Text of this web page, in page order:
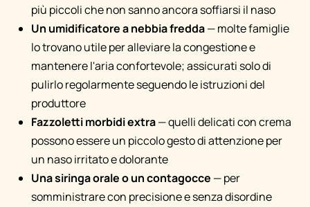
più piccoli che non sanno ancora soffiarsi il naso
Un umidificatore a nebbia fredda— molte famiglie
lo trovano utile per alleviare la congestione e
mantenere l'aria confortevole; assicurati solo di
pulirlo regolarmente seguendo le istruzioni del
produttore
Fazzoletti morbidi extra— quelli delicati con crema
possono essere un piccolo gesto di attenzione per
un naso irritato e dolorante
Una siringa orale o un contagocce — per
somministrare con precisione e senza disordine